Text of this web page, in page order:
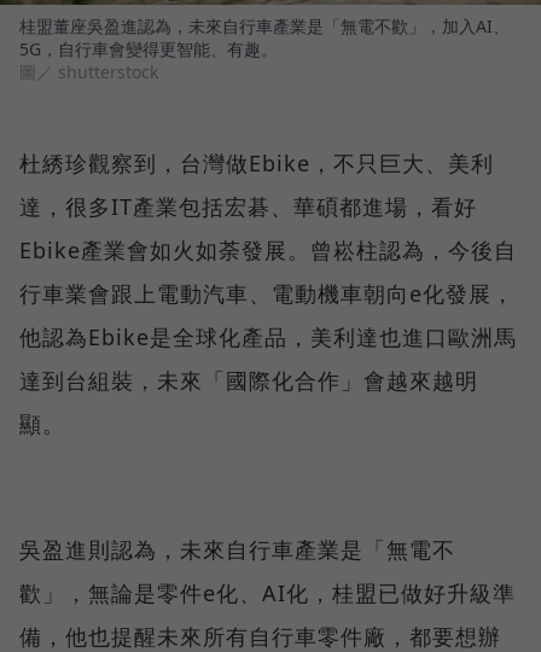
桂盟董座吳盈進認為，未來自行車產業是「無電不歡」，加入AI、
5G，自行車會變得更智能、有趣。
圖／ shutterstock
杜綉珍觀察到，台灣做Ebike，不只巨大、美利
達，很多IT產業包括宏碁、華碩都進場，看好
Ebike產業會如火如荼發展。曾崧柱認為，今後自
行車業會跟上電動汽車、電動機車朝向e化發展，
他認為Ebike是全球化產品，美利達也進口歐洲馬
達到台組裝，未來「國際化合作」會越來越明
顯。
吳盈進則認為，未來自行車產業是「無電不
歡」，無論是零件e化、AI化，桂盟已做好升級準
備，他也提醒未來所有自行車零件廠，都要想辦